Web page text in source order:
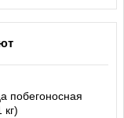
побегоносная